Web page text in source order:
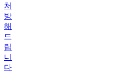
처
방
해
드
립
니
다